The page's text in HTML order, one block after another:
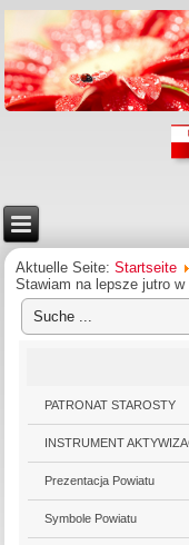
Aktuelle Seite:Startseite
Stawiam na lepsze jutro
PATRONAT STAROSTY
INSTRUMENT
Prezentacja Powiatu
Symbole Powiatu